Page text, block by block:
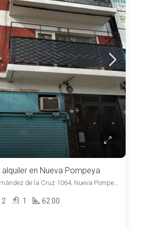
en Nueva Pompeya
Av. Gral. Francisco Fernández de la Cruz 1064, Nueva Pompeya, Capital Federal
2 1 62.00